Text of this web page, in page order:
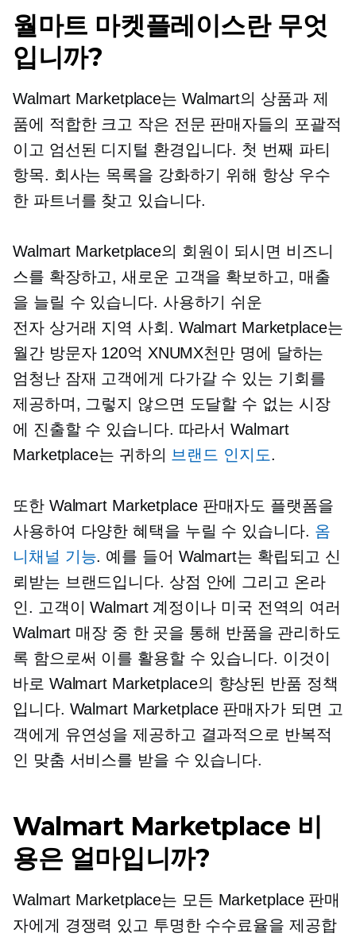
월마트 마켓플레이스란 무엇
입니까?
Walmart Marketplace는 Walmart의 상품과 제
품에 적합한 크고 작은 전문 판매자들의 포괄적
이고 엄선된 디지털 환경입니다. 첫 번째 파티
항목. 회사는 목록을 강화하기 위해 항상 우수
한 파트너를 찾고 있습니다.
Walmart Marketplace의 회원이 되시면 비즈니
스를 확장하고, 새로운 고객을 확보하고, 매출
을 늘릴 수 있습니다. 사용하기 쉬운
전자 상거래 지역 사회. Walmart Marketplace는
월간 방문자 120억 XNUMX천만 명에 달하는
엄청난 잠재 고객에게 다가갈 수 있는 기회를
제공하며, 그렇지 않으면 도달할 수 없는 시장
에 진출할 수 있습니다. 따라서 Walmart
Marketplace는 귀하의 브랜드 인지도.
또한 Walmart Marketplace 판매자도 플랫폼을
사용하여 다양한 혜택을 누릴 수 있습니다. 옴
니채널 기능. 예를 들어 Walmart는 확립되고 신
뢰받는 브랜드입니다. 상점 안에
그리고 온라
인. 고객이 Walmart 계정이나 미국 전역의 여러
Walmart 매장 중 한 곳을 통해 반품을 관리하도
록 함으로써 이를 활용할 수 있습니다. 이것이
바로 Walmart Marketplace의 향상된 반품 정책
입니다. Walmart Marketplace 판매자가 되면 고
객에게 유연성을 제공하고 결과적으로 반복적
인 맞춤 서비스를 받을 수 있습니다.
Walmart Marketplace 비
용은 얼마입니까?
Walmart Marketplace는 모든 Marketplace 판매
자에게 경쟁력 있고 투명한 수수료율을 제공합